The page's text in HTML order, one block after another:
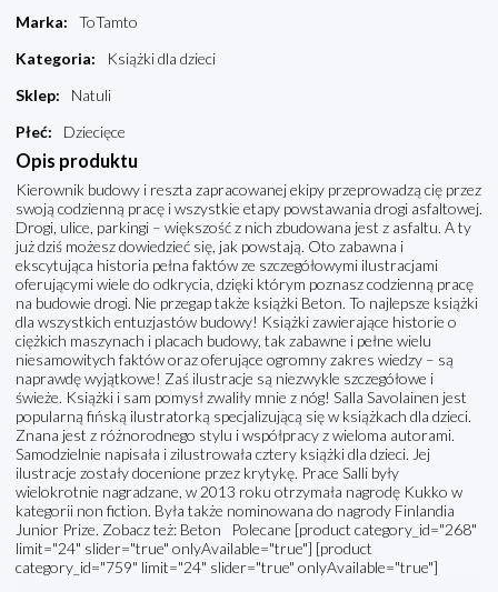
Marka:
ToTamto
Kategoria:
Książki dla dzieci
Sklep:
Natuli
Płeć: Dziecięce
Opis produktu
Kierownik budowy i reszta zapracowanej ekipy przeprowadzą cię przez
swoją codzienną pracę i wszystkie etapy powstawania drogi asfaltowej.
Drogi, ulice, parkingi – większość z nich zbudowana jest z asfaltu. A ty
już dziś możesz dowiedzieć się, jak powstają. Oto zabawna i
ekscytująca historia pełna faktów ze szczegółowymi ilustracjami
oferującymi wiele do odkrycia, dzięki którym poznasz codzienną pracę
na budowie drogi. Nie przegap także książki Beton. To najlepsze książki
dla wszystkich entuzjastów budowy! Książki zawierające historie o
ciężkich maszynach i placach budowy, tak zabawne i pełne wielu
niesamowitych faktów oraz oferujące ogromny zakres wiedzy – są
naprawdę wyjątkowe! Zaś ilustracje są niezwykle szczegółowe i
świeże. Książki i sam pomysł zwaliły mnie z nóg! Salla Savolainen jest
popularną fińską ilustratorką specjalizującą się w książkach dla dzieci.
Znana jest z różnorodnego stylu i współpracy z wieloma autorami.
Samodzielnie napisała i zilustrowała cztery książki dla dzieci. Jej
ilustracje zostały docenione przez krytykę. Prace Salli były
wielokrotnie nagradzane, w 2013 roku otrzymała nagrodę Kukko w
kategorii non fiction. Była także nominowana do nagrody Finlandia
Junior Prize. Zobacz też: Beton Polecane [product category_id="268"
limit="24" slider="true" onlyAvailable="true"] [product
category_id="759" limit="24" slider="true" onlyAvailable="true"]